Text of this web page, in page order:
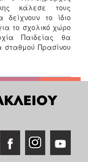
κάλεσε τους
δείχνουν το ίδιο
το σχολικό χώρο
Παιδείας θα
σταθμού Πρασίνου